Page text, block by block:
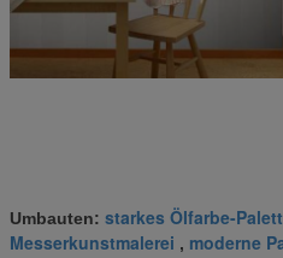
Umbauten: starkes Ölfarbe-
Messerkunstmalerei , moderne